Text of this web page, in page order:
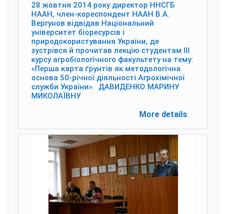
28 жовтня 2014 року директор ННСГБ
НААН, член-кореспондент НААН В.А.
Вергунов відвідав Національний
університет біоресурсів і
природокористування України, де
зустрівся й прочитав лекцію студентам ІІІ
курсу агробіологічного факультету на тему:
«Перша карта ґрунтів як методологічна
основа 50-річної діяльності Агрохімічної
служби України». ДАВИДЕНКО МАРИНУ
МИКОЛАЇВНУ
More details